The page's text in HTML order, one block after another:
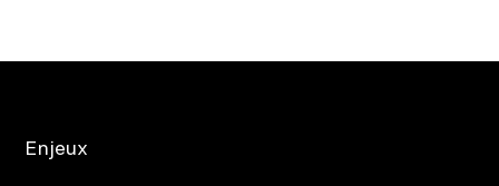
Enjeux